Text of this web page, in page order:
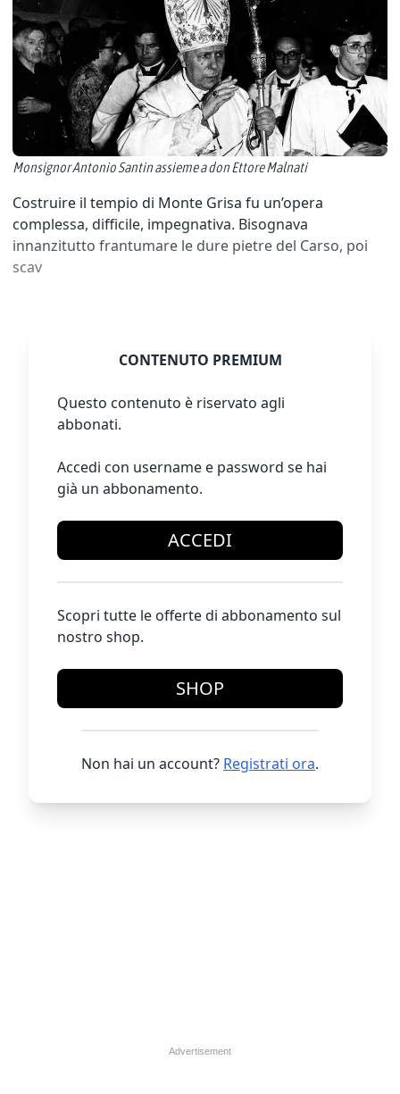
Monsignor Antonio Santin assieme a don Ettore Malnati
Costruire il tempio di Monte Grisa fu un’opera
complessa, difficile, impegnativa. Bisognava
innanzitutto frantumare le dure pietre del Carso, poi
scav
CONTENUTO PREMIUM
Questo contenuto è riservato agli
abbonati.
Accedi con username e password se hai
già un abbonamento.
ACCEDI
Scopri tutte le offerte di abbonamento sul
nostro shop.
SHOP
Non hai un account? Registrati ora.